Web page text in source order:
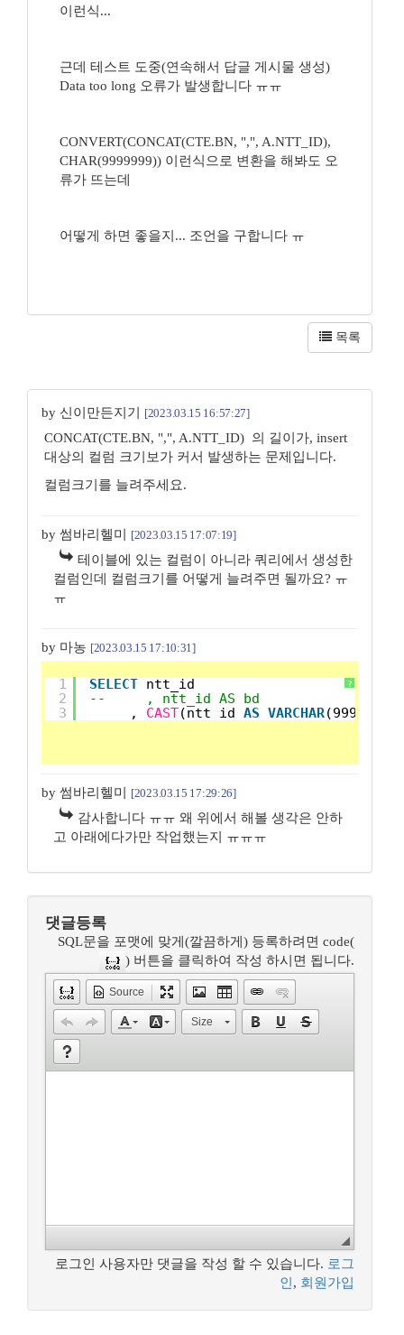
이런식...
근데 테스트 도중(연속해서 답글 게시물 생성)
Data too long 오류가 발생합니다 ㅠㅠ
CONVERT(CONCAT(CTE.BN, ",", A.NTT_ID),
CHAR(9999999)) 이런식으로 변환을 해봐도 오
류가 뜨는데
어떻게 하면 좋을지... 조언을 구합니다 ㅠ
목록
by 신이만든지기 [2023.03.15 16:57:27]
CONCAT(CTE.BN, ",", A.NTT_ID) 의 길이가, insert
대상의 컬럼 크기보가 커서 발생하는 문제입니다.
컬럼크기를 늘려주세요.
by 썸바리헬미 [2023.03.15 17:07:19]
테이블에 있는 컬럼이 아니라 쿼리에서 생성한
컬럼인데 컬럼크기를 어떻게 늘려주면 될까요? ㅠ
ㅠ
by 마농 [2023.03.15 17:10:31]
?
1
2
3
SELECT ntt_id
--     , ntt_id AS bd
, CAST(ntt_id AS VARCHAR(9999))
by 썸바리헬미 [2023.03.15 17:29:26]
감사합니다 ㅠㅠ 왜 위에서 해볼 생각은 안하
고 아래에다가만 작업했는지 ㅠㅠㅠ
댓글등록
SQL문을 포맷에 맞게(깔끔하게) 등록하려면 code(
) 버튼을 클릭하여 작성 하시면 됩니다.
Source
Size
로그인 사용자만 댓글을 작성 할 수 있습니다. 로그
인 , 회원가입